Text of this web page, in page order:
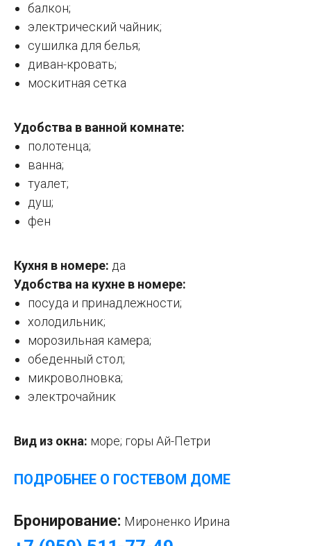
балкон;
электрический чайник;
сушилка для белья;
диван-кровать;
москитная сетка
Удобства в ванной комнате:
полотенца;
ванна;
туалет;
душ;
фен
Кухня в номере: да
Удобства на кухне в номере:
посуда и принадлежности;
холодильник;
морозильная камера;
обеденный стол;
микроволновка;
электрочайник
Вид из окна: море; горы Ай-Петри
ПОДРОБНЕЕ О ГОСТЕВОМ ДОМЕ
Бронирование: Мироненко Ирина